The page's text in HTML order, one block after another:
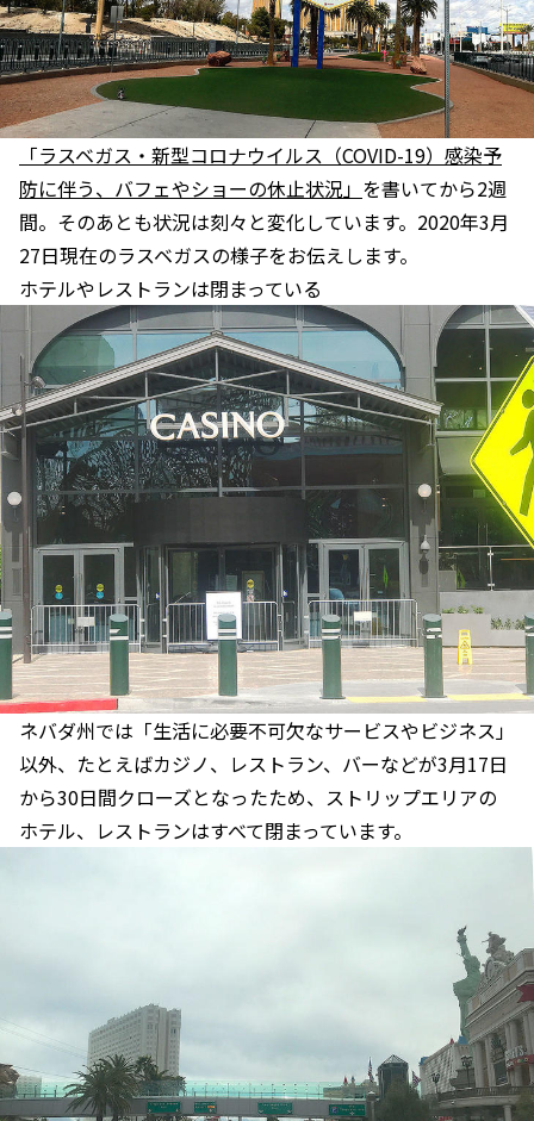
「ラスベガス・新型コロナウイルス（COVID-19）感染予
防に伴う、バフェやショーの休止状況」 を書いてから2週
間。そのあとも状況は刻々と変化しています。2020年3月
27日現在のラスベガスの様子をお伝えします。
ホテルやレストランは閉まっている
ネバダ州では「生活に必要不可欠なサービスやビジネス」
以外、たとえばカジノ、レストラン、バーなどが3月17日
から30日間クローズとなったため、ストリップエリアの
ホテル、レストランはすべて閉まっています。